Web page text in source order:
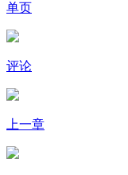
单页
评论
上一章